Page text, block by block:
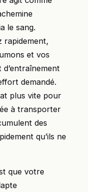
le sang.
rapidement,
et vos
demandé.
plus vite pour
à transporter
des
qu’ils ne
que votre